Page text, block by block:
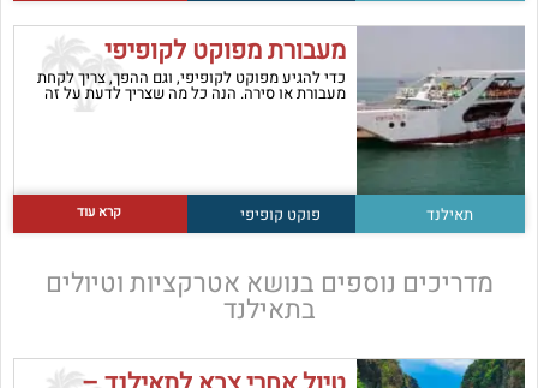
מעבורת מפוקט לקופיפי
כדי להגיע מפוקט לקופיפי, וגם ההפך, צריך לקחת
מעבורת או סירה. הנה כל מה שצריך לדעת על זה
תאילנד פוקט קופיפי קרא עוד
מדריכים נוספים בנושא אטרקציות וטיולים
בתאילנד